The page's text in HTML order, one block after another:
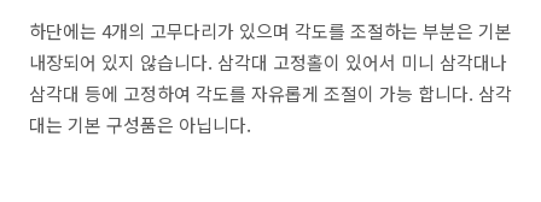
하단에는 4개의 고무다리가 있으며 각도를 조절하는 부분은 기본
내장되어 있지 않습니다. 삼각대 고정홀이 있어서 미니 삼각대나
삼각대 등에 고정하여 각도를 자유롭게 조절이 가능 합니다. 삼각
대는 기본 구성품은 아닙니다.